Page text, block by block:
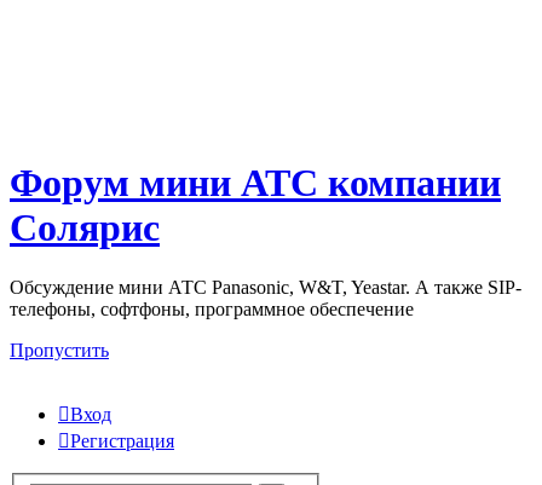
Форум мини АТС компании
Солярис
Обсуждение мини АТС Panasonic, W&T, Yeastar. А также SIP-
телефоны, софтфоны, программное обеспечение
Пропустить
Вход
Регистрация